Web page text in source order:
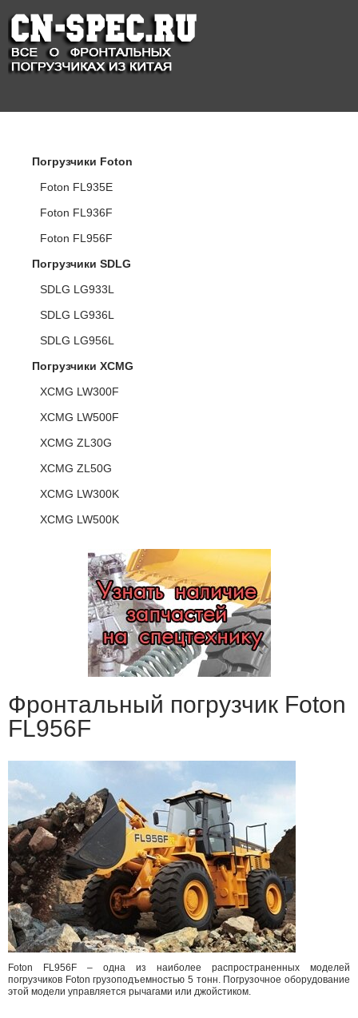
Погрузчики Foton
Foton FL935E
Foton FL936F
Foton FL956F
Погрузчики SDLG
SDLG LG933L
SDLG LG936L
SDLG LG956L
Погрузчики XCMG
XCMG LW300F
XCMG LW500F
XCMG ZL30G
XCMG ZL50G
XCMG LW300K
XCMG LW500K
Фронтальный погрузчик Foton
FL956F
Foton FL956F – одна из наиболее распространенных моделей
погрузчиков Foton грузоподъемностью 5 тонн. Погрузочное оборудование
этой модели управляется рычагами или джойстиком.